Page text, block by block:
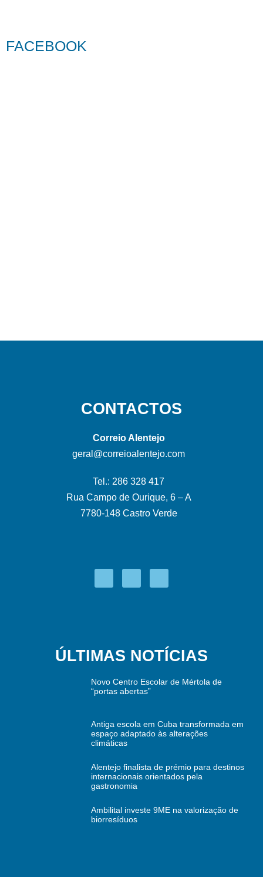
FACEBOOK
CONTACTOS
Correio Alentejo
geral@correioalentejo.com
Tel.: 286 328 417
Rua Campo de Ourique, 6 – A
7780-148 Castro Verde
ÚLTIMAS NOTÍCIAS
Novo Centro Escolar de Mértola de
“portas abertas”
Antiga escola em Cuba transformada em
espaço adaptado às alterações
climáticas
Alentejo finalista de prémio para destinos
internacionais orientados pela
gastronomia
Ambilital investe 9ME na valorização de
biorresíduos